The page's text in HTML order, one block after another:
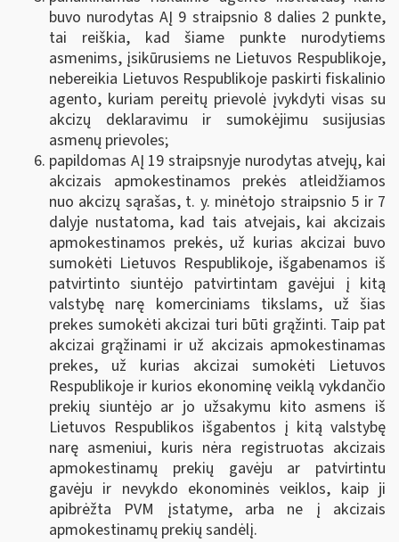
buvo nurodytas AĮ 9 straipsnio 8 dalies 2 punkte,
tai reiškia, kad šiame punkte nurodytiems
asmenims, įsikūrusiems ne Lietuvos Respublikoje,
nebereikia Lietuvos Respublikoje paskirti fiskalinio
agento, kuriam pereitų prievolė įvykdyti visas su
akcizų deklaravimu ir sumokėjimu susijusias
asmenų prievoles;
papildomas AĮ 19 straipsnyje nurodytas atvejų, kai
akcizais apmokestinamos prekės atleidžiamos
nuo akcizų sąrašas, t. y. minėtojo straipsnio 5 ir 7
dalyje nustatoma, kad tais atvejais, kai akcizais
apmokestinamos prekės, už kurias akcizai buvo
sumokėti Lietuvos Respublikoje, išgabenamos iš
patvirtinto siuntėjo patvirtintam gavėjui į kitą
valstybę narę komerciniams tikslams, už šias
prekes sumokėti akcizai turi būti grąžinti. Taip pat
akcizai grąžinami ir už akcizais apmokestinamas
prekes, už kurias akcizai sumokėti Lietuvos
Respublikoje ir kurios ekonominę veiklą vykdančio
prekių siuntėjo ar jo užsakymu kito asmens iš
Lietuvos Respublikos išgabentos į kitą valstybę
narę asmeniui, kuris nėra registruotas akcizais
apmokestinamų prekių gavėju ar patvirtintu
gavėju ir nevykdo ekonominės veiklos, kaip ji
apibrėžta PVM įstatyme, arba ne į akcizais
apmokestinamų prekių sandėlį.